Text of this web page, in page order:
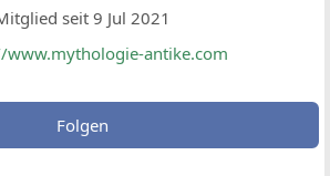
seit 9 Jul 2021
www.mythologie-antike.com
Folgen